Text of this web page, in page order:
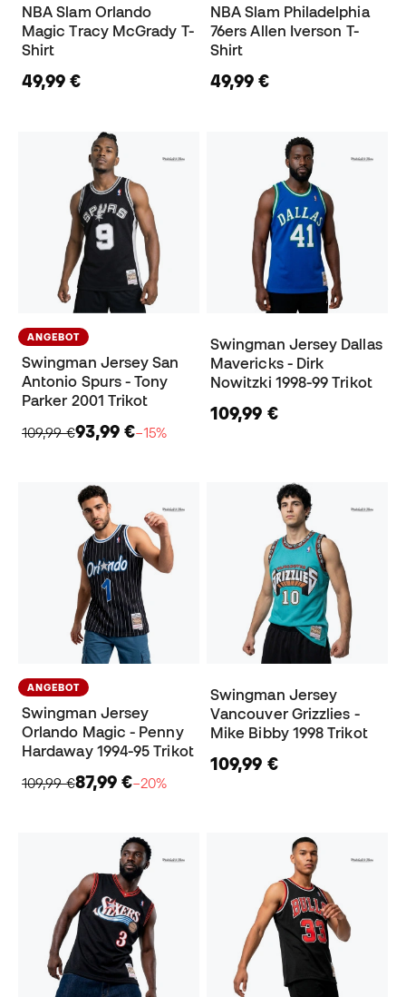
NBA Slam Orlando
Magic Tracy McGrady T-
Shirt
49,99 €
NBA Slam Philadelphia
76ers Allen Iverson T-
Shirt
49,99 €
ANGEBOT
Swingman Jersey San
Antonio Spurs - Tony
Parker 2001 Trikot
109,99 €93,99 €−15%
Swingman Jersey Dallas
Mavericks - Dirk
Nowitzki 1998-99 Trikot
109,99 €
ANGEBOT
Swingman Jersey
Orlando Magic - Penny
Hardaway 1994-95 Trikot
109,99 €87,99 €−20%
Swingman Jersey
Vancouver Grizzlies -
Mike Bibby 1998 Trikot
109,99 €